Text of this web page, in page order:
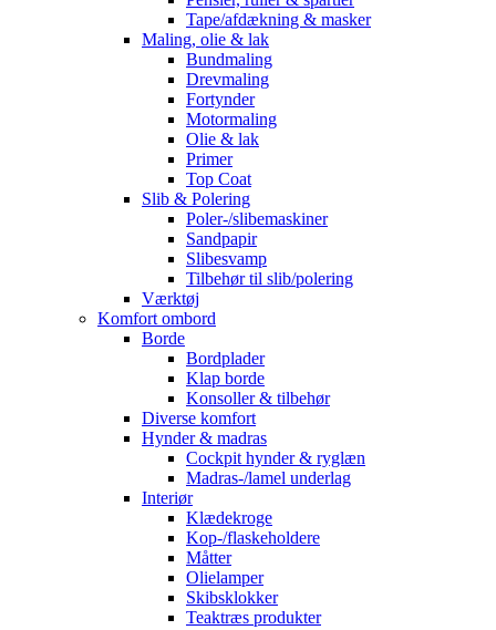
Tape/afdækning & masker
Maling, olie & lak
Bundmaling
Drevmaling
Fortynder
Motormaling
Olie & lak
Primer
Top Coat
Slib & Polering
Poler-/slibemaskiner
Sandpapir
Slibesvamp
Tilbehør til slib/polering
Værktøj
Komfort ombord
Borde
Bordplader
Klap borde
Konsoller & tilbehør
Diverse komfort
Hynder & madras
Cockpit hynder & ryglæn
Madras-/lamel underlag
Interiør
Klædekroge
Kop-/flaskeholdere
Måtter
Olielamper
Skibsklokker
Teaktræs produkter